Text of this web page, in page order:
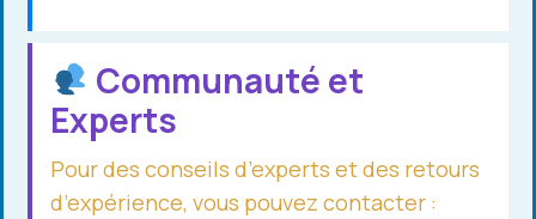
Communauté et
Experts
Pour des conseils d’experts et des retours
d’expérience, vous pouvez contacter :